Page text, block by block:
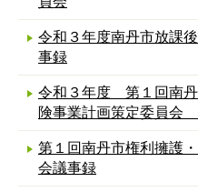
令和３年度南丹市放課
事録
令和３年度 第１回南丹
険事業計画策定委員会
第１回南丹市権利擁護
会議事録